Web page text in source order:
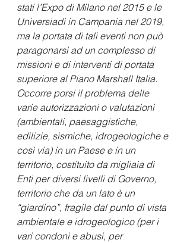
stati l’Expo di Milano nel 2015 e le
Universiadi in Campania nel 2019,
ma la portata di tali eventi non può
paragonarsi ad un complesso di
missioni e di interventi di portata
superiore al Piano Marshall Italia.
Occorre porsi il problema delle
varie autorizzazioni o valutazioni
(ambientali, paesaggistiche,
edilizie, sismiche, idrogeologiche e
così via) in un Paese e in un
territorio, costituito da migliaia di
Enti per diversi livelli di Governo,
territorio che da un lato è un
“giardino”, fragile dal punto di vista
ambientale e idrogeologico (per i
vari condoni e abusi, per